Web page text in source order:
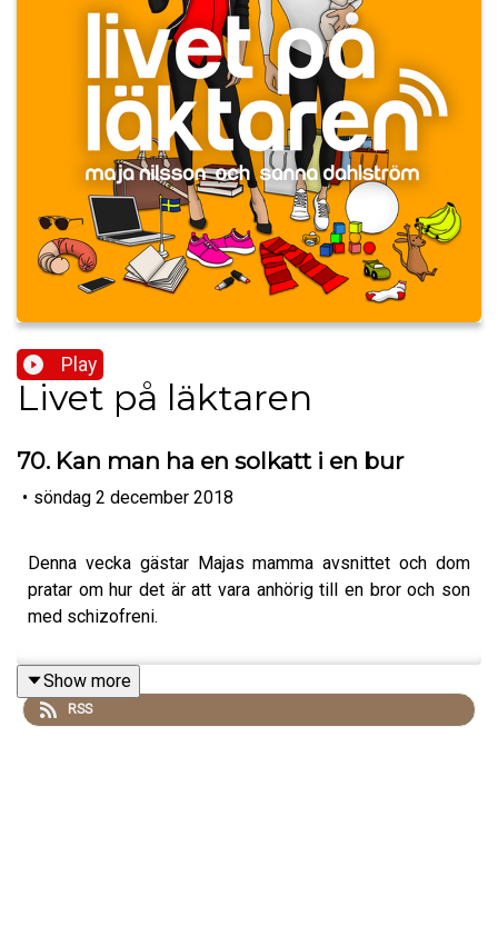
Play
Livet på läktaren
70. Kan man ha en solkatt i en bur
• söndag 2 december 2018
Denna vecka gästar Majas mamma avsnittet och dom
pratar om hur det är att vara anhörig till en bror och son
med schizofreni.
Show more
RSS